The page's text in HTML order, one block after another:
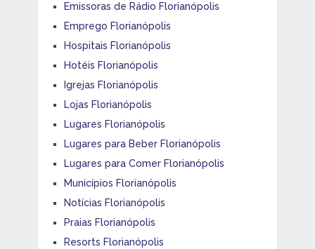
Emissoras de Rádio Florianópolis
Emprego Florianópolis
Hospitais Florianópolis
Hotéis Florianópolis
Igrejas Florianópolis
Lojas Florianópolis
Lugares Florianópolis
Lugares para Beber Florianópolis
Lugares para Comer Florianópolis
Municípios Florianópolis
Notícias Florianópolis
Praias Florianópolis
Resorts Florianópolis